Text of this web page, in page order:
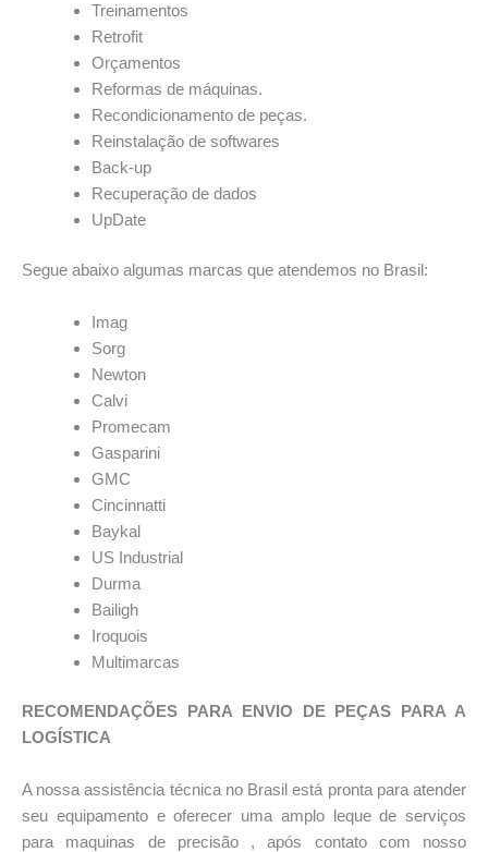
Treinamentos
Retrofit
Orçamentos
Reformas de máquinas.
Recondicionamento de peças.
Reinstalação de softwares
Back-up
Recuperação de dados
UpDate
Segue abaixo algumas marcas que atendemos no Brasil:
Imag
Sorg
Newton
Calvi
Promecam
Gasparini
GMC
Cincinnatti
Baykal
US Industrial
Durma
Bailigh
Iroquois
Multimarcas
RECOMENDAÇÕES PARA ENVIO DE PEÇAS PARA A
LOGÍSTICA
A nossa assistência técnica no Brasil está pronta para atender
seu equipamento e oferecer uma amplo leque de serviços
para maquinas de precisão , após contato com nosso